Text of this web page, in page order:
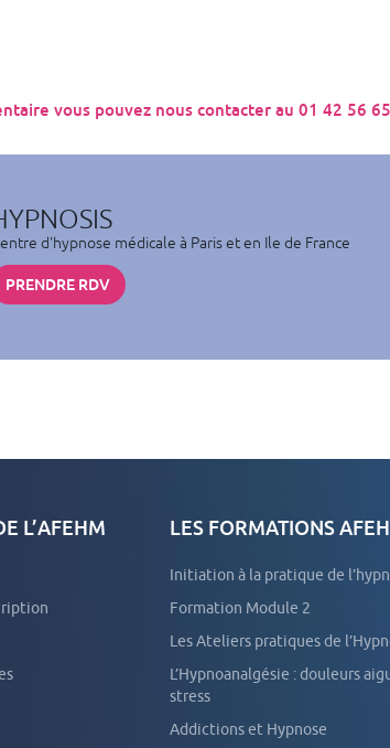
vous pouvez nous contacter au 01 42 56
d'hypnose médicale à Paris et en Ile de France
PRENDRE RDV
L’AFEHM LES FORMATIONS
Initiation à la pratique de
Formation Module 2
Les Ateliers pratiques de
L’Hypnoanalgésie : douleurs aiguës et
stress
Addictions et Hypnose